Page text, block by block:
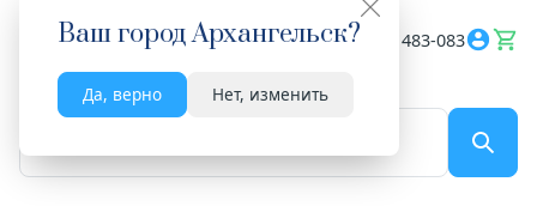
Ваш городАрхангельск?
Да, верно Нет, изменить
Весь сайт 8182 483-083